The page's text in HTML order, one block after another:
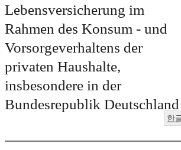
Lebensversicherung im
Rahmen des Konsum - und
Vorsorgeverhaltens der
privaten Haushalte,
insbesondere in der
Bundesrepublik Deutschland
한